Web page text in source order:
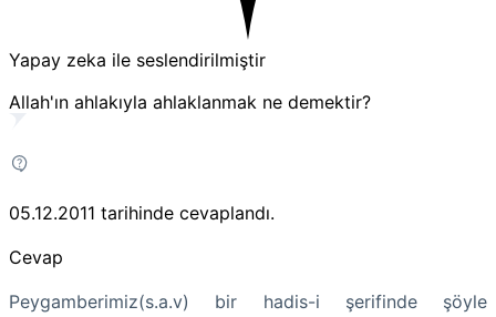
Yapay zeka ile seslendirilmiştir
Allah'ın ahlakıyla ahlaklanmak ne demektir?
05.12.2011 tarihinde cevaplandı.
Cevap
Peygamberimiz(s.a.v) bir hadis-i şerifinde şöyle